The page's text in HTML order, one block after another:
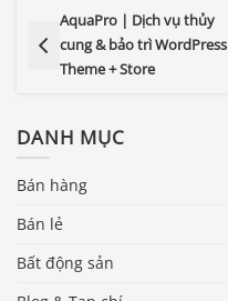
AquaPro | Dịch vụ thủy
cung & bảo trì WordPress
Theme + Store
DANH MỤC
Bán hàng
Bán lẻ
Bất động sản